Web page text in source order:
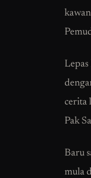
cerita
Pak
Baru
mula